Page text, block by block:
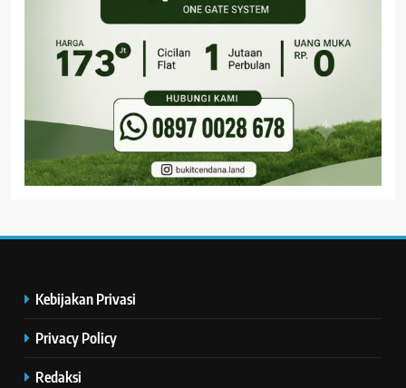
Kebijakan Privasi
Privacy Policy
Redaksi